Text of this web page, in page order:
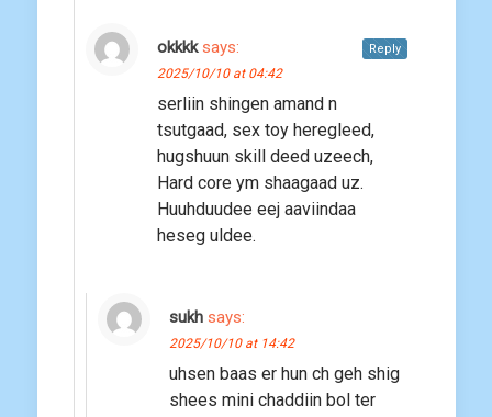
okkkk says:
2025/10/10 at 04:42
serliin shingen amand n
tsutgaad, sex toy heregleed,
hugshuun skill deed uzeech,
Hard core ym shaagaad uz.
Huuhduudee eej aaviindaa
heseg uldee.
Reply
sukh says:
2025/10/10 at 14:42
uhsen baas er hun ch geh shig
shees mini chaddiin bol ter